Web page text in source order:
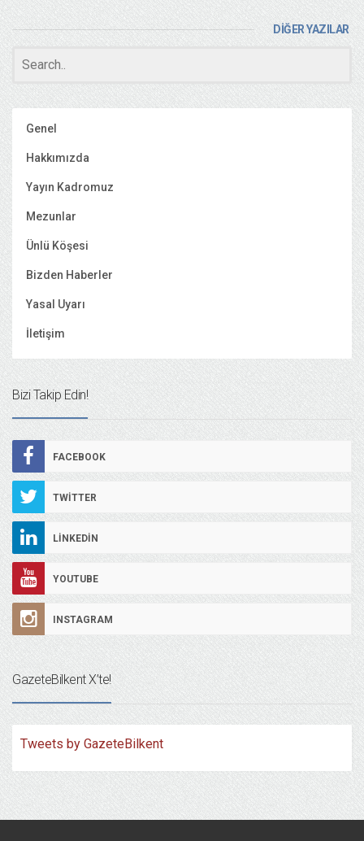
DİĞER YAZILAR
Genel
Hakkımızda
Yayın Kadromuz
Mezunlar
Ünlü Köşesi
Bizden Haberler
Yasal Uyarı
İletişim
Bizi Takip Edin!
FACEBOOK
TWITTER
LINKEDIN
YOUTUBE
INSTAGRAM
GazeteBilkent X’te!
Tweets by GazeteBilkent